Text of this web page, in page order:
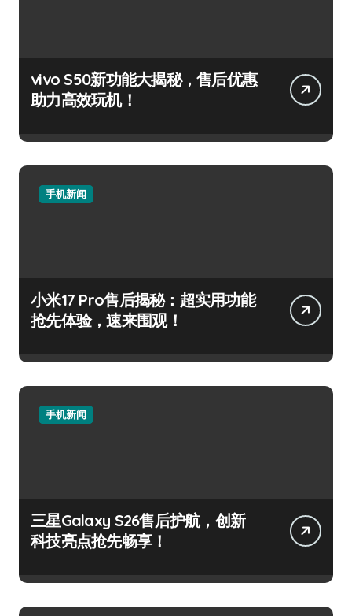
vivo S50新功能大揭秘，售后优惠
助力高效玩机！
手机新闻
小米17 Pro售后揭秘：超实用功能
抢先体验，速来围观！
手机新闻
三星Galaxy S26售后护航，创新
科技亮点抢先畅享！